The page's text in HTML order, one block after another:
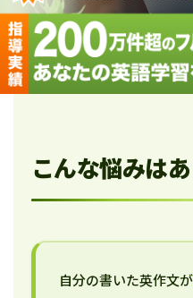
こんな悩みは
自分の書いた英作文が